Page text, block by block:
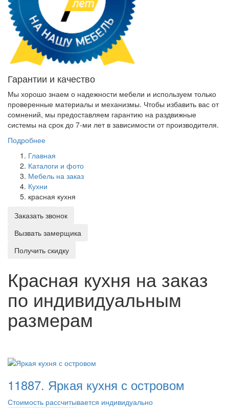
Гарантии и качество
Мы хорошо знаем о надежности мебели и используем только
проверенные материалы и механизмы. Чтобы избавить вас от
сомнений, мы предоставляем гарантию на раздвижные
системы на срок до 7-ми лет в зависимости от производителя.
Подробнее
Главная
Каталоги и фото
Мебель на заказ
Кухни
красная кухня
Заказать звонок
Вызвать замерщика
Получить скидку
Красная кухня на заказ
по индивидуальным
размерам
11887. Яркая кухня с островом
Стоимость рассчитывается индивидуально